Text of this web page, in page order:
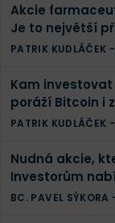
Akcie
Je to největší
PATRIK KUDLÁČEK -
Kam investovat
poráží Bitcoin i
PATRIK KUDLÁČEK -
Nudná akcie,
Investorům
BC. PAVEL SÝKORA